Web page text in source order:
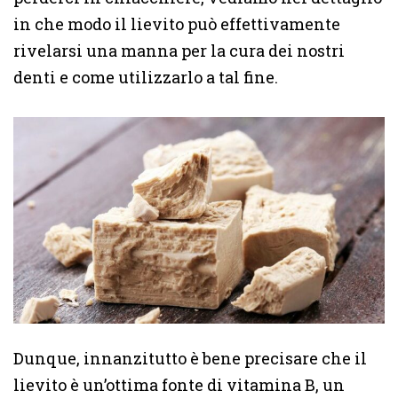
in che modo il lievito può effettivamente
rivelarsi una manna per la cura dei nostri
denti e come utilizzarlo a tal fine.
Dunque, innanzitutto è bene precisare che il
lievito è un’ottima fonte di vitamina B, un